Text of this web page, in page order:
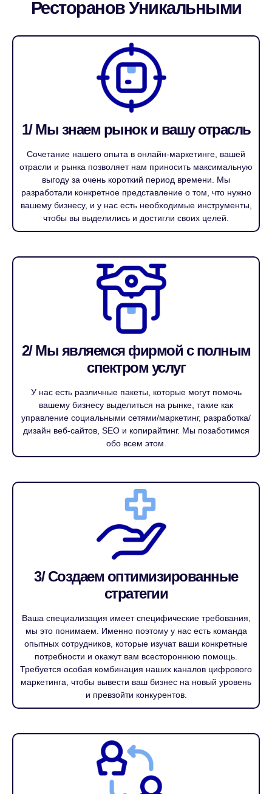
Ресторанов Уникальными
1/ Мы знаем рынок и вашу отрасль
Сочетание нашего опыта в онлайн-маркетинге, вашей
отрасли и рынка позволяет нам приносить максимальную
выгоду за очень короткий период времени. Мы
разработали конкретное представление о том, что нужно
вашему бизнесу, и у нас есть необходимые инструменты,
чтобы вы выделились и достигли своих целей.
2/ Мы являемся фирмой с полным
спектром услуг
У нас есть различные пакеты, которые могут помочь
вашему бизнесу выделиться на рынке, такие как
управление социальными сетями/маркетинг, разработка/
дизайн веб-сайтов, SEO и копирайтинг. Мы позаботимся
обо всем этом.
3/ Создаем оптимизированные
стратегии
Ваша специализация имеет специфические требования,
мы это понимаем. Именно поэтому у нас есть команда
опытных сотрудников, которые изучат ваши конкретные
потребности и окажут вам всестороннюю помощь.
Требуется особая комбинация наших каналов цифрового
маркетинга, чтобы вывести ваш бизнес на новый уровень
и превзойти конкурентов.